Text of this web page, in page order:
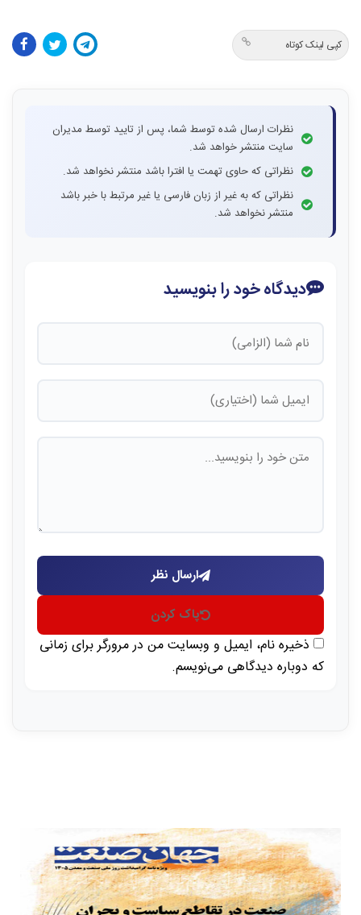
کپی لینک کوتاه
نظرات ارسال شده توسط شما، پس از تایید توسط مدیران
سایت منتشر خواهد شد.
نظراتی که حاوی تهمت یا افترا باشد منتشر نخواهد شد.
نظراتی که به غیر از زبان فارسی یا غیر مرتبط با خبر باشد
منتشر نخواهد شد.
دیدگاه خود را بنویسید
ارسال نظر
پاک کردن
ذخیره نام، ایمیل و وبسایت من در مرورگر برای زمانی
که دوباره دیدگاهی می‌نویسم.